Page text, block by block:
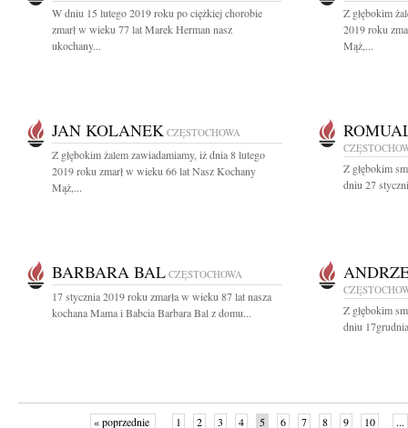
W dniu 15 lutego 2019 roku po ciężkiej chorobie
zmarł w wieku 77 lat Marek Herman nasz
ukochany...
Z głębokim
2019 roku
Mąż,...
JAN KOLANEK CZĘSTOCHOWA
Z głębokim żalem zawiadamiamy, iż dnia 8 lutego
2019 roku zmarł w wieku 66 lat Nasz Kochany
Mąż,...
Z głębokim
dniu 27
BARBARA BAL CZĘSTOCHOWA
17 stycznia 2019 roku zmarła w wieku 87 lat nasza
kochana Mama i Babcia Barbara Bal z domu...
Z głębokim
dniu
« poprzednie 1 2 3 4 5 6 7 8 9 10 ...